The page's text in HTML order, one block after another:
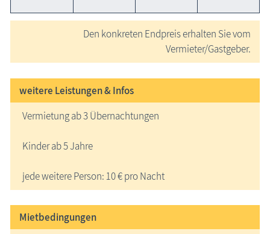
Den konkreten Endpreis erhalten Sie vom
Vermieter/Gastgeber.
weitere Leistungen & Infos
Vermietung ab 3 Übernachtungen
Kinder ab 5 Jahre
jede weitere Person: 10 € pro Nacht
Mietbedingungen